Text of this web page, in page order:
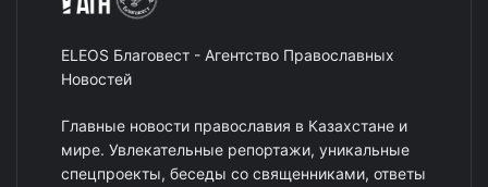
ELEOS Благовест - Агентство Православных
Новостей
Главные новости православия в Казахстане и
мире. Увлекательные репортажи, уникальные
спецпроекты, беседы со священниками, ответы